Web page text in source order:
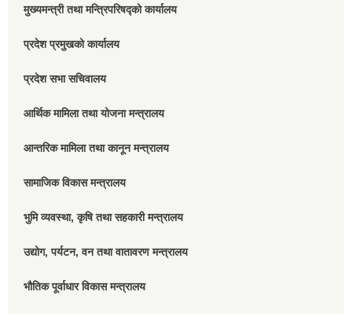
मुख्यमन्त्री तथा मन्त्रिपरिषद्को कार्यालय
प्रदेश प्रमुखको कार्यालय
प्रदेश सभा सचिवालय
आर्थिक मामिला तथा योजना मन्त्रालय
आन्तरिक मामिला तथा कानून मन्त्रालय
सामाजिक विकास मन्त्रालय
भुमि व्यवस्था, कृषि तथा सहकारी मन्त्रालय
उद्योग, पर्यटन, वन तथा वातावरण मन्त्रालय
भौतिक पूर्वाधार विकास मन्त्रालय